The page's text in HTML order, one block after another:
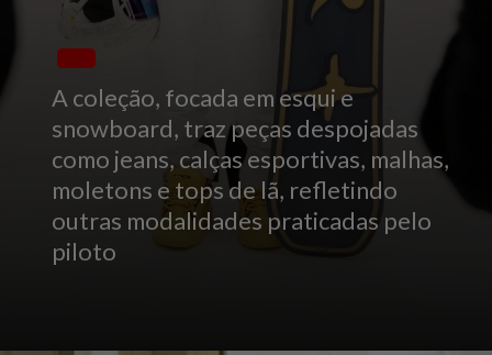
A coleção, focada em esqui e
snowboard, traz peças despojadas
como jeans, calças esportivas, malhas,
moletons e tops de lã, refletindo
outras modalidades praticadas pelo
piloto